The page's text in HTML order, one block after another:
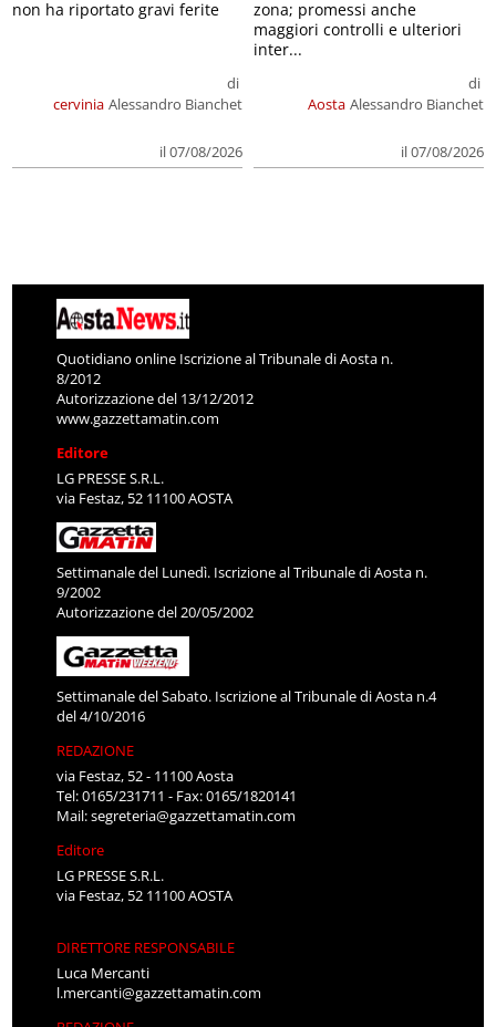
cervinia
di
Alessandro Bianchet
il 07/08/2026
non ha riportato gravi ferite
Aosta
di
Alessandro Bianchet
il 07/08/2026
zona; promessi anche
maggiori controlli e ulteriori
inter...
Quotidiano online Iscrizione al Tribunale di Aosta n.
8/2012
Autorizzazione del 13/12/2012
www.gazzettamatin.com
Editore
LG PRESSE S.R.L.
via Festaz, 52 11100 AOSTA
Settimanale del Lunedì. Iscrizione al Tribunale di Aosta n.
9/2002
Autorizzazione del 20/05/2002
Settimanale del Sabato. Iscrizione al Tribunale di Aosta n.4
del 4/10/2016
REDAZIONE
via Festaz, 52 - 11100 Aosta
Tel: 0165/231711 - Fax: 0165/1820141
Mail:segreteria@gazzettamatin.com
Editore
LG PRESSE S.R.L.
via Festaz, 52 11100 AOSTA
DIRETTORE RESPONSABILE
Luca Mercanti
l.mercanti@gazzettamatin.com